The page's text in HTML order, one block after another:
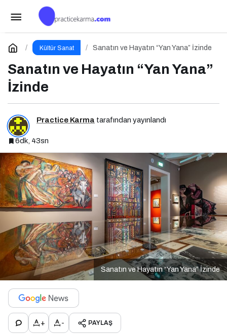
Kültür Sanat Sanatın ve Hayatın “Yan Yana” İzinde
Sanatın ve Hayatın “Yan Yana”
İzinde
Practice Karma tarafından yayınlandı
6dk, 43sn
Sanatın ve Hayatın “Yan Yana” İzinde
+ - PAYLAŞ
Zorlu PSM’de Haftanın Yıldızları (29 Haziran – 5
Temmuz)
Yorum Yap